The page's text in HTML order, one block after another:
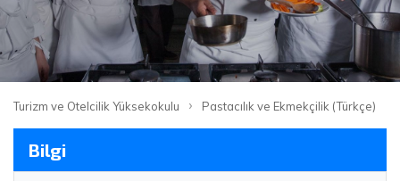
Turizm ve Otelcilik Yüksekokulu › Pastacılık ve Ekmekçilik (Türkçe)
Bilgi